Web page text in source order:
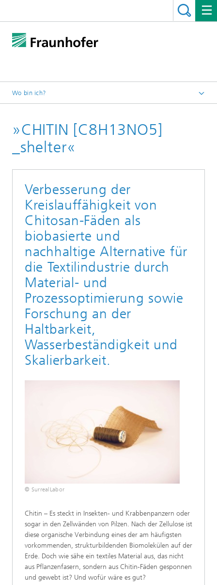
Wo bin ich?
Programme
»Artist/Designer in Lab«
»CHITIN [C8H13NO5]
_shelter«
Verbesserung der
Kreislauffähigkeit von
Chitosan-Fäden als
biobasierte und
nachhaltige Alternative für
die Textilindustrie durch
Material- und
Prozessoptimierung sowie
Forschung an der
Haltbarkeit,
Wasserbeständigkeit und
Skalierbarkeit.
© SurrealLabor
Chitin – Es steckt in Insekten- und Krabbenpanzern oder
sogar in den Zellwänden von Pilzen. Nach der Zellulose ist
diese organische Verbindung eines der am häufigsten
vorkommenden, strukturbildenden Biomolekülen auf der
Erde. Doch wie sähe ein textiles Material aus, das nicht
aus Pflanzenfasern, sondern aus Chitin-Fäden gesponnen
und gewebt ist? Und wofür wäre es gut?